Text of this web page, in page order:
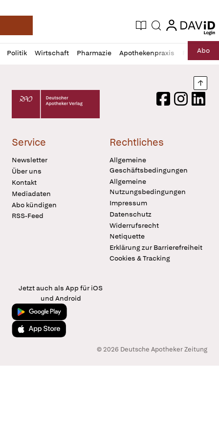
Deutsche Apotheker Zeitung
Aktuelle Ausgabe
Suche login
login
Politik Wirtschaft Pharmazie Apothekenpraxis RechtAbo
Profil
öffnen
Daz
Pur
Deutscher Apotheker Verlag Logo
FacebookInstagram
Service
Newsletter
Über uns
Kontakt
Mediadaten
Abo kündigen
RSS-Feed
Rechtliches
Allgemeine
Geschäftsbedingungen
Allgemeine
Nutzungsbedingungen
Impressum
Datenschutz
Widerrufsrecht
Netiquette
Erklärung zur Barrierefreiheit
Cookies & Tracking
Jetzt auch als App für iOS
und Android
Jetzt bei Google Play
Laden im App Store
© 2026 Deutsche Apotheker Zeitung